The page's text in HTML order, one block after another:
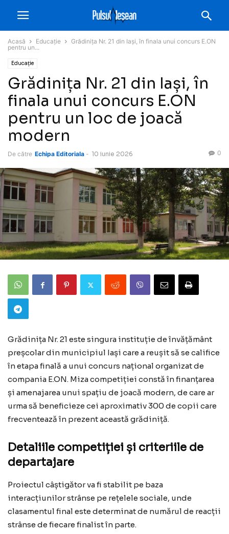
Acasă Educație
Grădinița Nr. 21 din Iași, în finala unui concurs E.ON
pentru un...
Educație
Grădinița Nr. 21 din Iași, în
finala unui concurs E.ON
pentru un loc de joacă
modern
De către Echipa Editoriala - 10 iunie 2026 0
Grădinița Nr. 21 este singura instituție de învățământ
preșcolar din municipiul Iași care a reușit să se califice
în etapa finală a unui concurs național organizat de
compania E.ON. Miza competiției constă în finanțarea
și amenajarea unui spațiu de joacă modern, de care ar
urma să beneficieze cei aproximativ 300 de copii care
frecventează în prezent această grădiniță.
Detaliile competiției și criteriile de
departajare
Proiectul câștigător va fi stabilit pe baza
interacțiunilor strânse pe rețelele sociale, unde
clasamentul final este determinat de numărul de reacții
strânse de fiecare finalist în parte.